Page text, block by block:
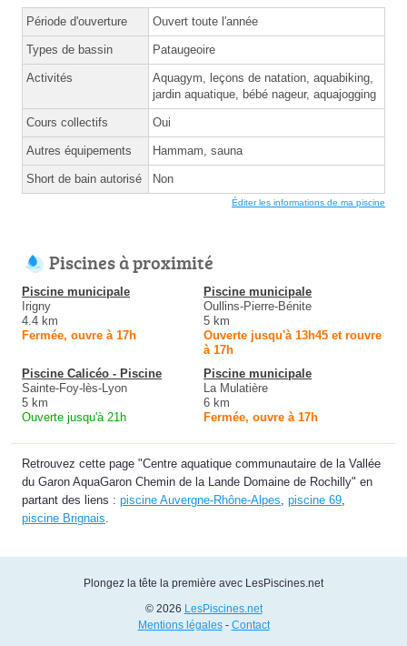
Période d'ouverture Ouvert toute l'année
Types de bassin Pataugeoire
Activités
Aquagym, leçons de natation, aquabiking,
jardin aquatique, bébé nageur, aquajogging
Cours collectifs Oui
Autres équipements Hammam, sauna
Short de bain autorisé Non
Éditer les informations de ma piscine
Piscines à proximité
Piscine municipale
Irigny
4.4 km
Fermée, ouvre à 17h
Piscine municipale
Oullins-Pierre-Bénite
5 km
Ouverte jusqu'à 13h45 et rouvre
à 17h
Piscine Calicéo - Piscine
Sainte-Foy-lès-Lyon
5 km
Ouverte jusqu'à 21h
Piscine municipale
La Mulatière
6 km
Fermée, ouvre à 17h
Retrouvez cette page "Centre aquatique communautaire de la Vallée
du Garon AquaGaron Chemin de la Lande Domaine de Rochilly" en
partant des liens : piscine Auvergne-Rhône-Alpes, piscine 69,
piscine Brignais.
Plongez la tête la première avec LesPiscines.net
© 2026 LesPiscines.net
Mentions légales- Contact